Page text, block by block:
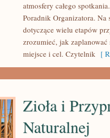
ORGANIZATORAatmosfery całego
Poradnik Organizatora. Na
dotyczące wielu etapów
zrozumieć, jak zaplanować
miejsce i cel. Czytelnik [
Zioła i
Naturalnej